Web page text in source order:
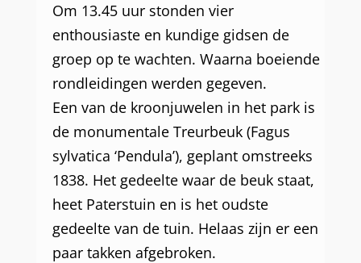
Om 13.45 uur stonden vier
enthousiaste en kundige gidsen de
groep op te wachten. Waarna boeiende
rondleidingen werden gegeven.
Een van de kroonjuwelen in het park is
de monumentale Treurbeuk (Fagus
sylvatica ‘Pendula’), geplant omstreeks
1838. Het gedeelte waar de beuk staat,
heet Paterstuin en is het oudste
gedeelte van de tuin. Helaas zijn er een
paar takken afgebroken.